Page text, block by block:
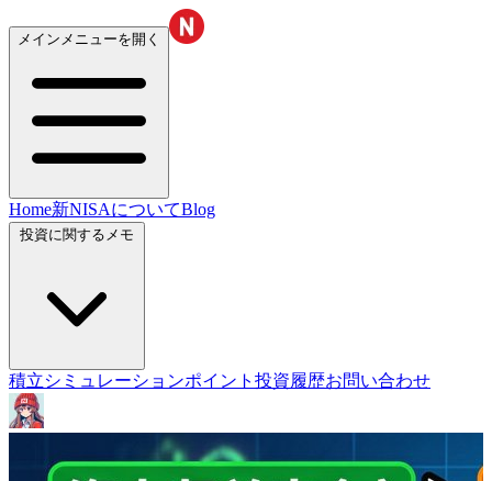
メインメニューを開く
Home新NISAについてBlog
積立シミュレーションポイント投資履歴お問い合わせ